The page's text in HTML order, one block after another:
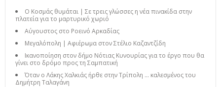
Ο Κοσμάς θυμάται | Σε τρεις γλώσσες η νέα πινακίδα στην
πλατεία για το μαρτυρικό χωριό
Αύγουστος στο Ροεινό Αρκαδίας
Μεγαλόπολη | Αφιέρωμα στον Στέλιο Καζαντζίδη
Ικανοποίηση στον δήμο Νότιας Κυνουρίας για το έργο που θα
γίνει στο δρόμο προς τη Σαμπατική
Όταν ο Λάκης Χαλκιάς ήρθε στην Τρίπολη ... καλεσμένος του
Δημήτρη Ταλαγάνη